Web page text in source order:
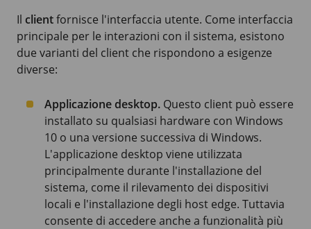
Il clientfornisce l'interfaccia utente. Come interfaccia
principale per le interazioni con il sistema, esistono
due varianti del client che rispondono a esigenze
diverse:
Applicazione desktop. Questo client può essere
installato su qualsiasi hardware con Windows
10 o una versione successiva di Windows.
L'applicazione desktop viene utilizzata
principalmente durante l'installazione del
sistema, come il rilevamento dei dispositivi
locali e l'installazione degli host edge. Tuttavia
consente di accedere anche a funzionalità più